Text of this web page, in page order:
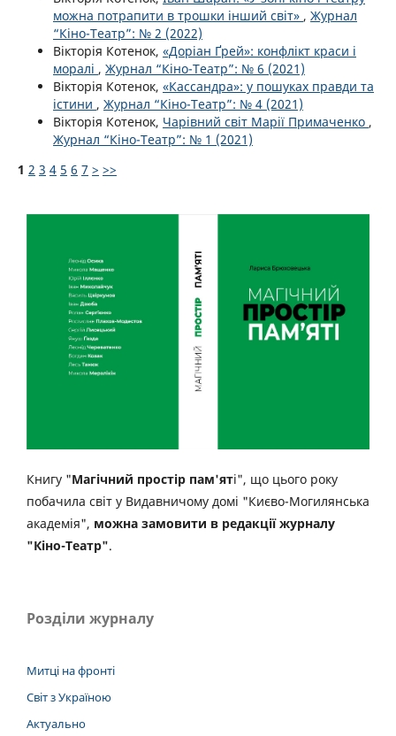
можна потрапити в трошки інший світ» , Журнал
“Кіно-Театр”: № 2 (2022)
Вікторія Котенок, «Доріан Ґрей»: конфлікт краси і
моралі , Журнал “Кіно-Театр”: № 6 (2021)
Вікторія Котенок, «Кассандра»: у пошуках правди та
істини , Журнал “Кіно-Театр”: № 4 (2021)
Вікторія Котенок, Чарівний світ Марії Примаченко ,
Журнал “Кіно-Театр”: № 1 (2021)
1 2 3 4 5 6 7 > >>
Книгу "Магічний простір пам'яті", що цього року
побачила світ у Видавничому домі "Києво-Могилянська
академія", можна замовити в редакції журналу
"Кіно-Театр".
Розділи журналу
Митці на фронті
Світ з Україною
Актуально